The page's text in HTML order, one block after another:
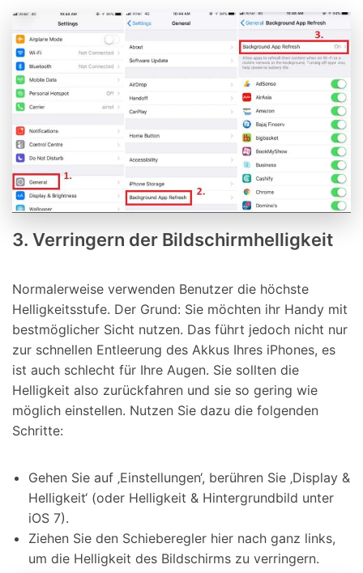
3. Verringern der Bildschirmhelligkeit
Normalerweise verwenden Benutzer die höchste
Helligkeitsstufe. Der Grund: Sie möchten ihr Handy mit
bestmöglicher Sicht nutzen. Das führt jedoch nicht nur
zur schnellen Entleerung des Akkus Ihres iPhones, es
ist auch schlecht für Ihre Augen. Sie sollten die
Helligkeit also zurückfahren und sie so gering wie
möglich einstellen. Nutzen Sie dazu die folgenden
Schritte:
Gehen Sie auf ‚Einstellungen‘, berühren Sie ‚Display &
Helligkeit‘ (oder Helligkeit & Hintergrundbild unter
iOS 7).
Ziehen Sie den Schieberegler hier nach ganz links,
um die Helligkeit des Bildschirms zu verringern.